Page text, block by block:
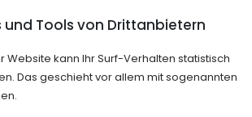
Tools von Dritt­anbietern
Website kann Ihr Surf-Verhalten statistisch
Das geschieht vor allem mit sogenannten